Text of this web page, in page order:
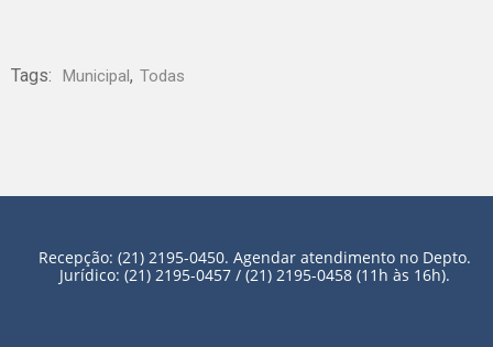
Tags: Municipal, Todas
Recepção: (21) 2195-0450. Agendar atendimento no Depto.
Jurídico: (21) 2195-0457 / (21) 2195-0458 (11h às 16h).